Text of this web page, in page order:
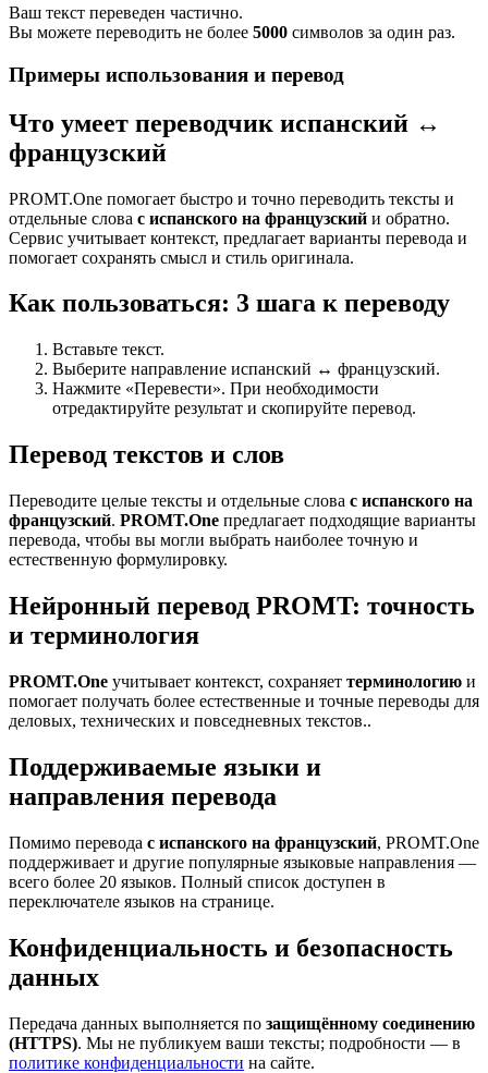
Ваш текст переведен частично.
Вы можете переводить не более 5000 символов за один раз.
Примеры использования и перевод
Что умеет переводчик испанский ↔
французский
PROMT.One помогает быстро и точно переводить тексты и
отдельные слова с испанского на французский и обратно.
Сервис учитывает контекст, предлагает варианты перевода и
помогает сохранять смысл и стиль оригинала.
Как пользоваться: 3 шага к переводу
Вставьте текст.
Выберите направление испанский ↔ французский.
Нажмите «Перевести». При необходимости
отредактируйте результат и скопируйте перевод.
Перевод текстов и слов
Переводите целые тексты и отдельные слова с испанского на
французский. PROMT.One предлагает подходящие варианты
перевода, чтобы вы могли выбрать наиболее точную и
естественную формулировку.
Нейронный перевод PROMT: точность
и терминология
PROMT.One учитывает контекст, сохраняет терминологию и
помогает получать более естественные и точные переводы для
деловых, технических и повседневных текстов..
Поддерживаемые языки и
направления перевода
Помимо перевода с испанского на французский, PROMT.One
поддерживает и другие популярные языковые направления —
всего более 20 языков. Полный список доступен в
переключателе языков на странице.
Конфиденциальность и безопасность
данных
Передача данных выполняется по защищённому соединению
(HTTPS). Мы не публикуем ваши тексты; подробности — в
политике конфиденциальности на сайте.